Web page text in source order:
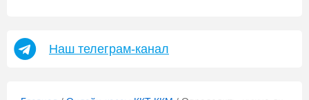
Наш телеграм-канал